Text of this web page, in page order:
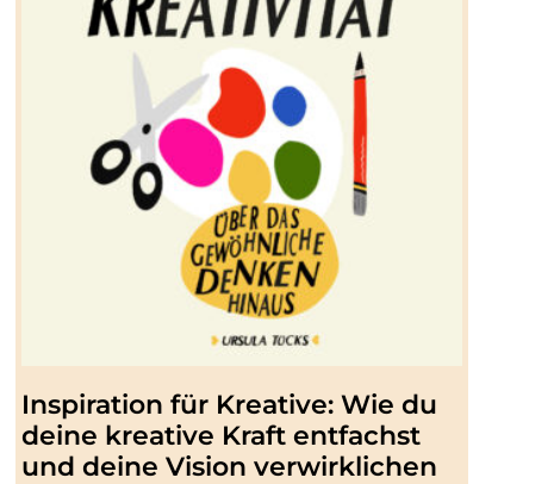
Inspiration für Kreative: Wie du
deine kreative Kraft entfachst
und deine Vision verwirklichen